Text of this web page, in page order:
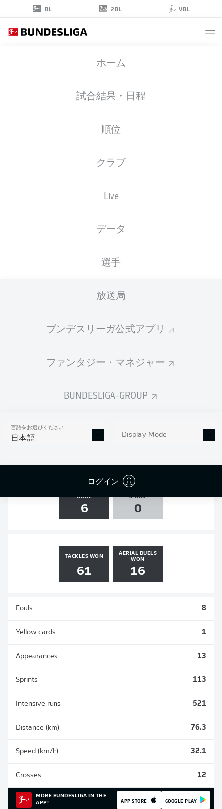
BL 2BL VBL
ホーム
試合結果・日程
順位
クラブ
Live
データ
選手
放送局
ブンデスリーガ公式アプリ
ファンタジー・マネジャー
BUNDESLIGA-GROUP
言語をお選びください
日本語 Display Mode
ログイン
24.09.2001
2025/2026
統計 シーズン 2025/2026
GOALS PENALTIES
GOAL
6
& BAR
0
TACKLES WON
61
AERIAL DUELS
WON
16
Fouls 8
Yellow cards 1
Appearances 13
Sprints 113
Intensive runs 521
Distance (km) 76.3
Speed (km/h) 32.1
Crosses 12
MORE BUNDESLIGA IN THE
APP!
APP STORE GOOGLE PLAY